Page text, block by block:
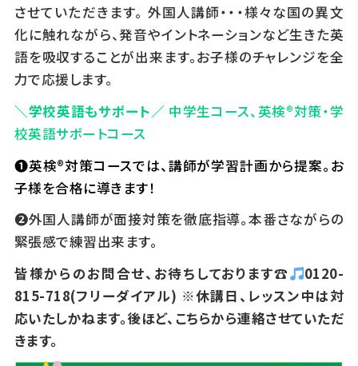
させていただきます。 外国人講師・・・様々な国の異文
化に触れながら、発音やイントネーションなど生きた英
語を吸収することが出来ます。お子様のチャレンジを全
力で応援します。
＼学校英語もサポート／ 中学生コース、英検®対策・学
校英語サポートコース
❶英検®対策コースでは、講師が学習計画から提案。お
子様を合格に導きます！
❷外国人講師が面接対策を徹底指導。本番さながらの
緊張感で練習出来ます。
皆様からのお問合せ、お待ちしております☎
0120-
815-718(フリーダイアル) ※休講日、レッスン中は対
応いたしかねます。後ほど、こちらから連絡させていただ
きます。